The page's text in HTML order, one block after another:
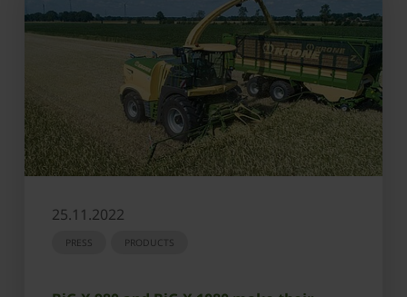
25.11.2022
PRESS PRODUCTS